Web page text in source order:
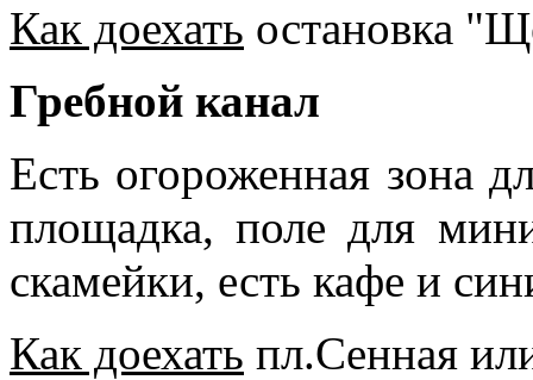
Как доехать остановка
Гребной канал
Есть огороженная зона
площадка, поле для
скамейки, есть кафе и
Как доехать пл.Сенная